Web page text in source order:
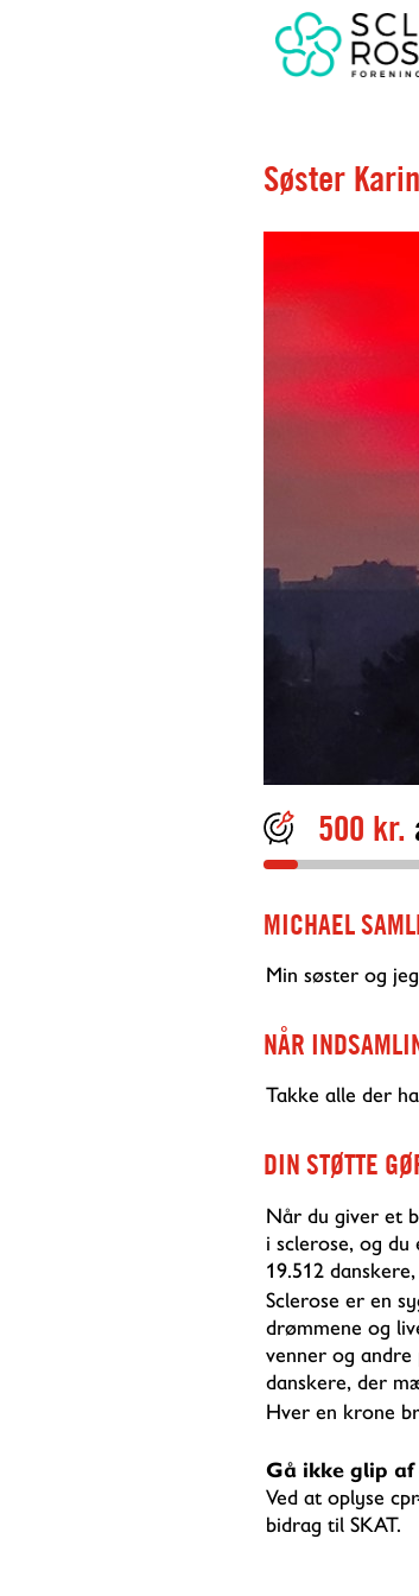
Søster
500 kr.
MICHAEL
Min søster og
NÅR
Takke alle der
DIN STØTTE
Når du giver et
i sclerose, og
19.512
Sclerose er en
drømmene og
venner og
danskere, der
Hver en krone
Gå ikke glip
Ved at oplyse
bidrag til SKAT.